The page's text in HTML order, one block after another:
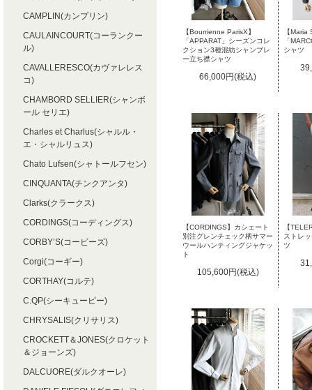
【Bourrienne ParisX】
「APPARAT」シーズンコレ
クション3種混紡シャンブレ
ー立ち襟シャツ
66,000円(税込)
【
「
シャツ
【CORDINGS】カシェート
別注グレンチェック柄サマー
ウールハンティングジャケッ
ト
105,600円(税込)
【
ストレ
ツ
CAMPLIN(カンプリン)
CAULAINCOURT(コーランクー
ル)
CAVALLERESCO(カヴァレレス
コ)
CHAMBORD SELLIER(シャンボ
ール セリエ)
Charles et Charlus(シャルル・
エ・シャルリュス)
Chato Lufsen(シャトールフセン)
CINQUANTA(チンクアンタ)
Clarks(クラークス)
CORDINGS(コーディングス)
CORBY’S(コービーズ)
Corgi(コーギー)
CORTHAY(コルテ)
C.QP(シーキューピー)
CHRYSALIS(クリサリス)
CROCKETT＆JONES(クロケット
＆ジョーンズ)
DALCUORE(ダルクオーレ)